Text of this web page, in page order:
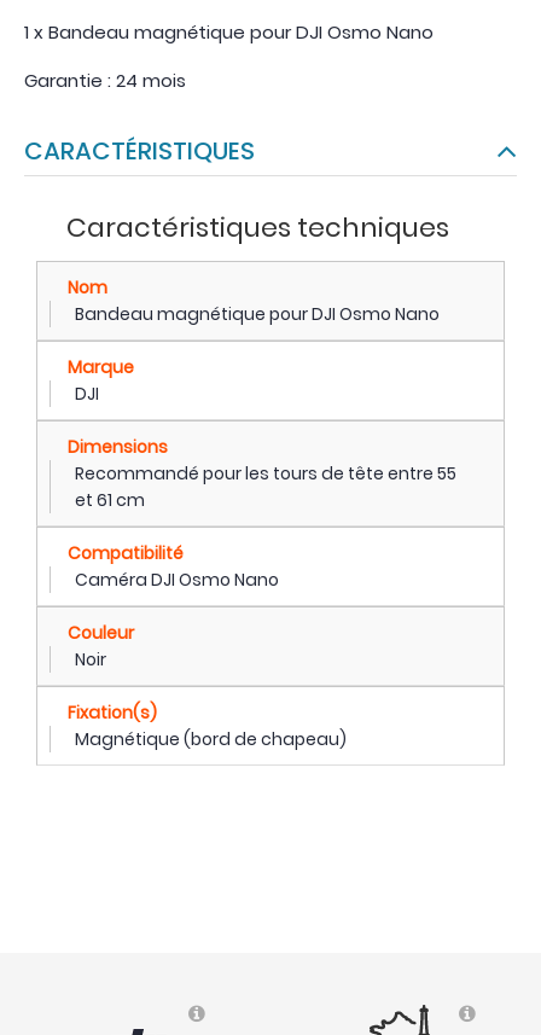
1 x Bandeau magnétique pour DJI Osmo Nano
Garantie : 24 mois
CARACTÉRISTIQUES
Caractéristiques techniques
Nom
Bandeau magnétique pour DJI Osmo Nano
Marque
DJI
Dimensions
Recommandé pour les tours de tête entre 55
et 61 cm
Compatibilité
Caméra DJI Osmo Nano
Couleur
Noir
Fixation(s)
Magnétique (bord de chapeau)